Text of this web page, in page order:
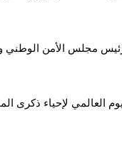
مجلس الأمن
لإحياء ذكرى